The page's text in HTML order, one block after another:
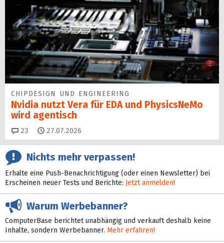
CHIPDESIGN UND ENGINEERING
Nvidia nutzt Vera für EDA und PhysicsNeMo
wird agentisch
23 Kommentare
27.07.2026
Nichts mehr verpassen!
Erhalte eine Push-Benachrichtigung (oder einen Newsletter) bei
Erscheinen neuer Tests und Berichte: Jetzt anmelden!
Warum Werbebanner?
ComputerBase berichtet unabhängig und verkauft deshalb keine
Inhalte, sondern Werbebanner. Mehr erfahren!